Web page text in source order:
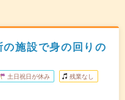
施設で身の回りの
土日祝日が休み 残業なし